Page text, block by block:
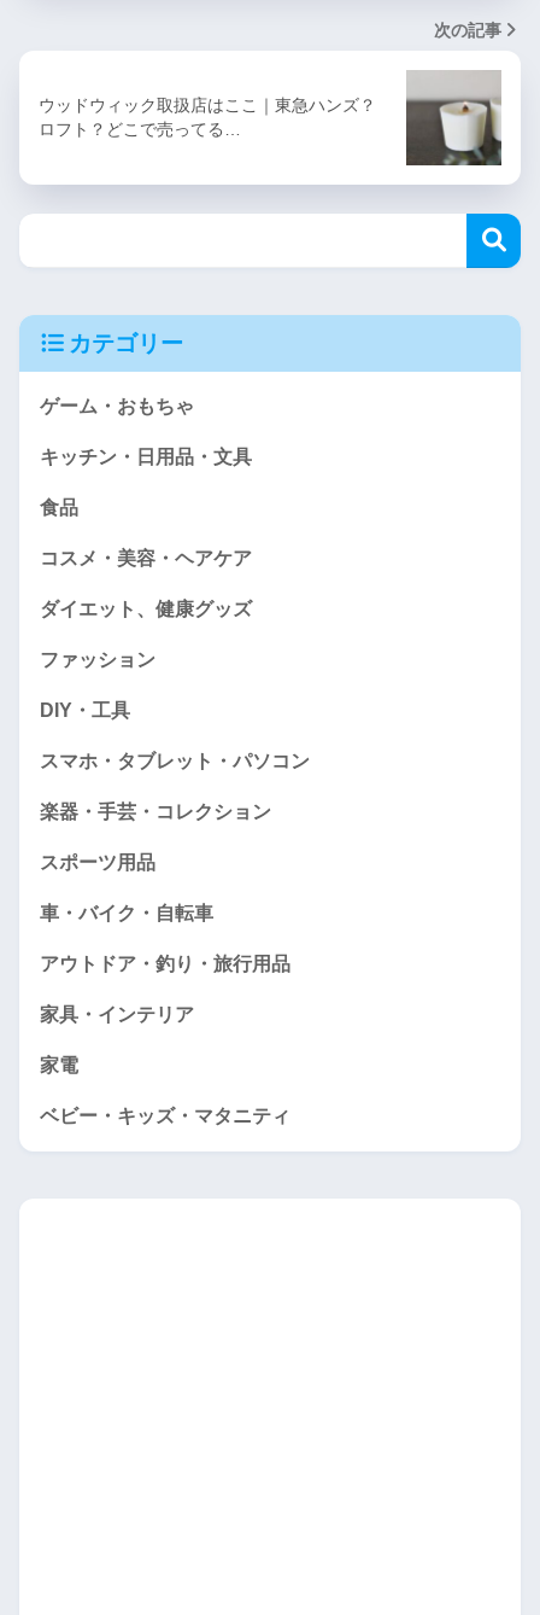
次の記事
ウッドウィック取扱店はここ｜東急ハンズ？
ロフト？どこで売ってる…
カテゴリー
ゲーム・おもちゃ
キッチン・日用品・文具
食品
コスメ・美容・ヘアケア
ダイエット、健康グッズ
ファッション
DIY・工具
スマホ・タブレット・パソコン
楽器・手芸・コレクション
スポーツ用品
車・バイク・自転車
アウトドア・釣り・旅行用品
家具・インテリア
家電
ベビー・キッズ・マタニティ